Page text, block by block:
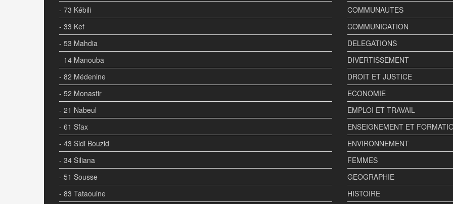
- 73 Kébili
- 33 Kef
- 53 Mahdia
- 14 Manouba
- 82 Médenine
- 52 Monastir
- 21 Nabeul
- 61 Sfax
- 43 Sidi Bouzid
- 34 Siliana
- 51 Sousse
- 83 Tataouine
COMMUNAUTES
COMMUNICATION
DELEGATIONS
DIVERTISSEMENT
DROIT ET JUSTICE
ECONOMIE
EMPLOI ET TRAVAIL
ENSEIGNEMENT ET
ENVIRONNEMENT
FEMMES
GEOGRAPHIE
HISTOIRE